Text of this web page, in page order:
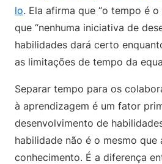
lo. Ela afirma que “o tempo é
que “nenhuma iniciativa de
habilidades dará certo
as limitações de tempo da
Separar tempo para os
à aprendizagem é um fator
desenvolvimento de
habilidade não é o mesmo que
conhecimento. É a diferença